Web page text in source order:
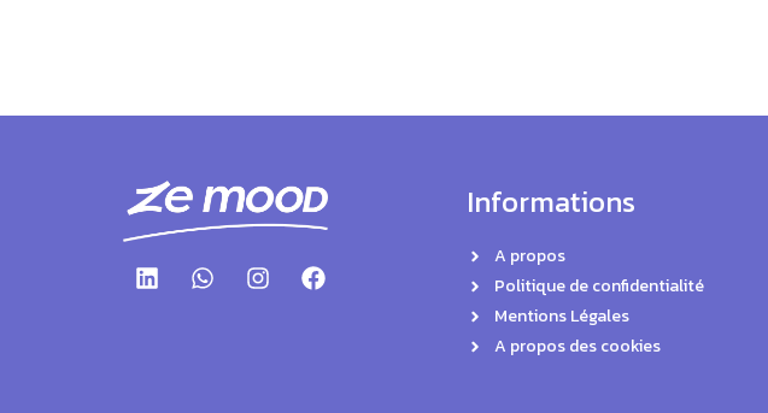
Informations
A propos
Politique de confidentialité
Mentions Légales
A propos des cookies